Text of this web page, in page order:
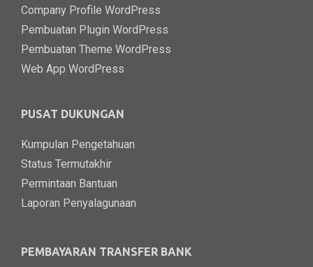
Company Profile WordPress
Pembuatan Plugin WordPress
Pembuatan Theme WordPress
Web App WordPress
PUSAT DUKUNGAN
Kumpulan Pengetahuan
Status Termutakhir
Permintaan Bantuan
Laporan Penyalagunaan
PEMBAYARAN TRANSFER BANK